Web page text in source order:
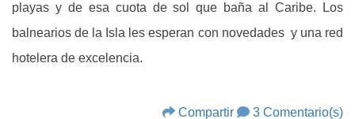
playas y de esa cuota de sol que baña al Caribe. Los
balnearios de la Isla les esperan con novedades y una red
hotelera de excelencia.
Compartir 3 Comentario(s)